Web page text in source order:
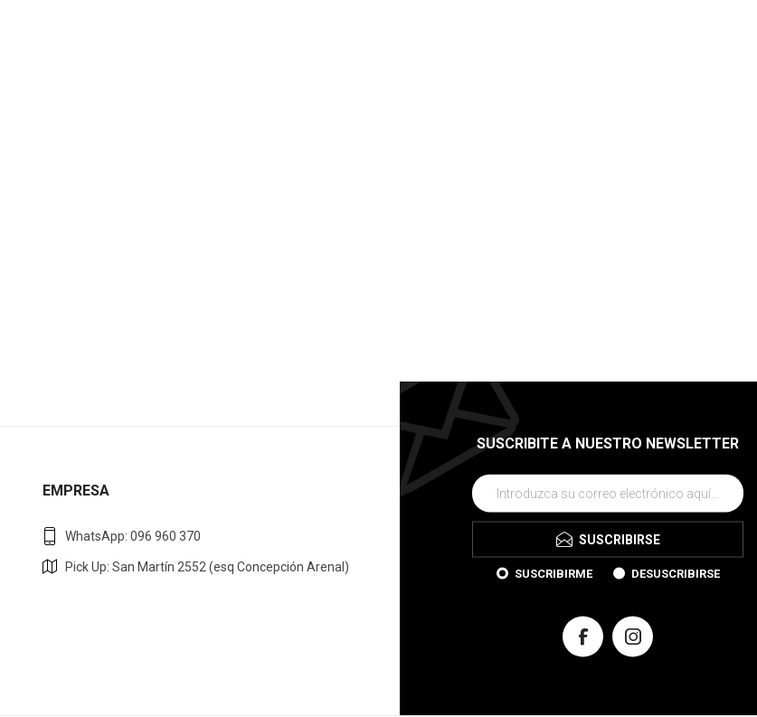
SUSCRIBITE A NUESTRO NEWSLETTER
SUSCRIBIRSE
SUSCRIBIRME DESUSCRIBIRSE
EMPRESA
WhatsApp: 096 960 370
Pick Up: San Martín 2552 (esq Concepción Arenal)